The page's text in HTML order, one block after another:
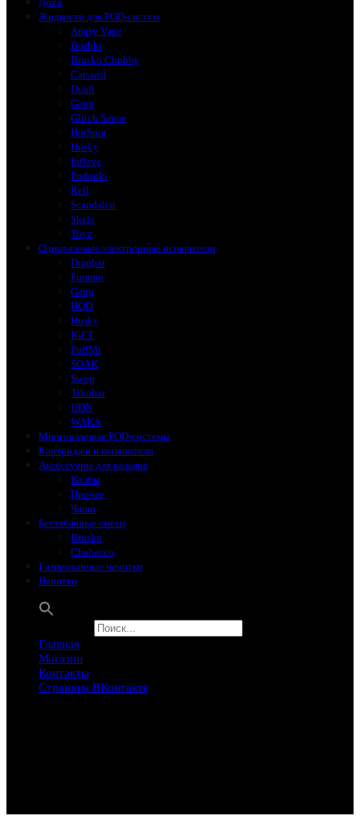
Жидкости для POD-систем
Angry Vape
Boshki
Brusko Chubby
Catswill
Duall
Gang
Glitch Sauce
HotSpot
Husky
Inflave
Podonki
Rell
Scandalist
Skala
Toyz
Одноразовые электронные испарители
Dragbar
Fummo
Gang
HQD
Husky
IGET
PuffMi
SOAK
Swog
Tikobar
UDN
WAKA
Многоразовые POD-системы
Картриджи и испарители
Аксессуары для кальяна
Колбы
Прочее
Чаши
Бестабачные смеси
Brusko
Chabacco
Газированные напитки
Напитки
Главная
Магазин
Контакты
Страница ВКонтакте